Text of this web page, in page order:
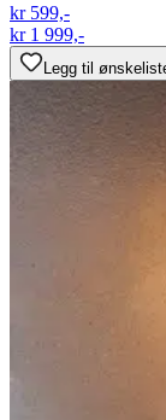
kr 599,-
kr 1 999,-
Legg til